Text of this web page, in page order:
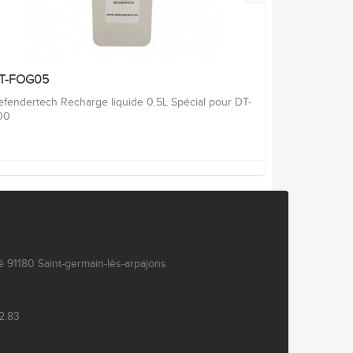
FOG05
Recharge liquide 0.5L Spécial pour DT-
Saint-germain-lès-arpajons